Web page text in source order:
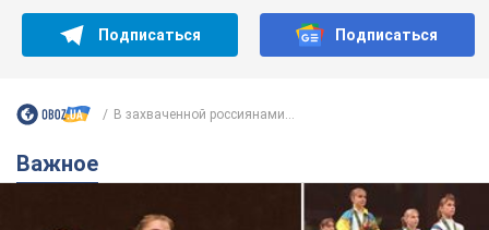
США и впервые услышала "Слава Украине"! Как
лет назад завоевала "золото" Олимпиады
У поклонников девушки из Донецка сохранился большой
кусок коврового покрытия с надписью "Атланта-1996"